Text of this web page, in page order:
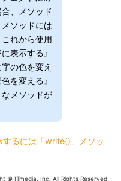
、メソッド
ソッドには
れから使用
表示する』
の色を変え
を変える』
メソッドが
するには「write()」メソッ
© ITmedia, Inc. All Rights Reserved.